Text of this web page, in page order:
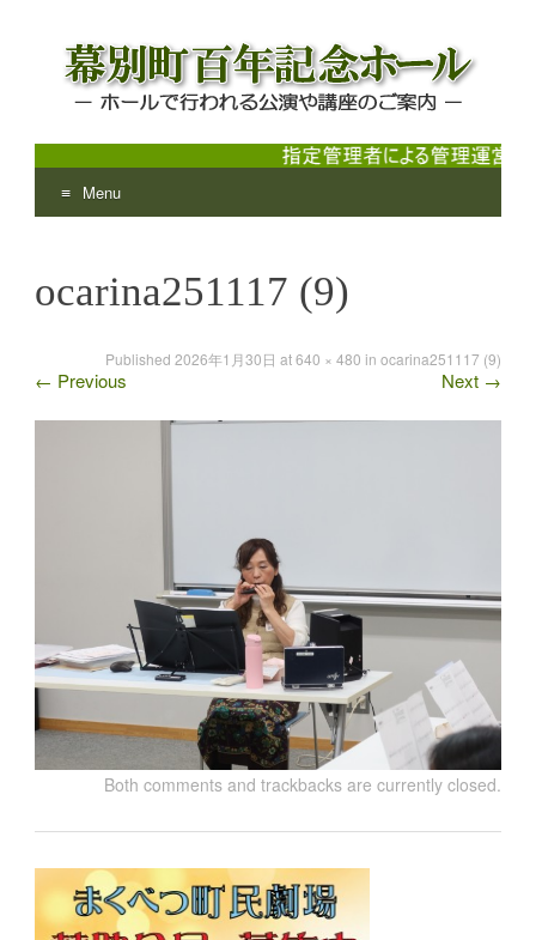
幕別町百年記念ホール
ホールで行われる公演や講座のご案内
Menu
content
ocarina251117 (9)
Published 2026年1月30日 at640 × 480 in ocarina251117 (9)
← Previous Next →
Both comments and trackbacks are currently closed.